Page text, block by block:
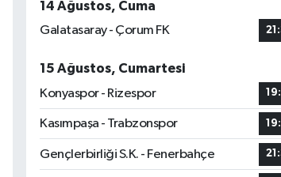
14 Ağustos, Cuma
Galatasaray - Çorum FK
15 Ağustos, Cumartesi
Konyaspor - Rizespor
Kasımpaşa - Trabzonspor
Gençlerbirliği S.K. - Fenerbahçe